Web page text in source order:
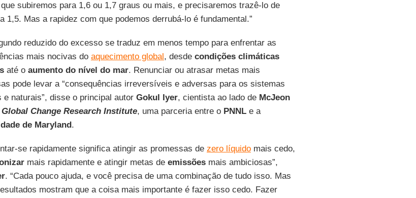
subiremos para 1,6 ou 1,7 graus ou mais, e precisaremos trazê-lo de
1,5. Mas a rapidez com que podemos derrubá-lo é fundamental.”
reduzido do excesso se traduz em menos tempo para enfrentar as
mais nocivas do aquecimento global, desde condições climáticas
até o aumento do nível do mar. Renunciar ou atrasar metas mais
pode levar a “consequências irreversíveis e adversas para os sistemas
e naturais”, disse o principal autor Gokul Iyer, cientista ao lado de McJeon
Change Research Institute, uma parceria entre o PNNLe a
de Maryland.
se rapidamente significa atingir as promessas de zero líquidomais cedo,
mais rapidamente e atingir metas de emissõesmais ambiciosas”,
. “Cada pouco ajuda, e você precisa de uma combinação de tudo isso. Mas
mostram que a coisa mais importante é fazer isso cedo. Fazer